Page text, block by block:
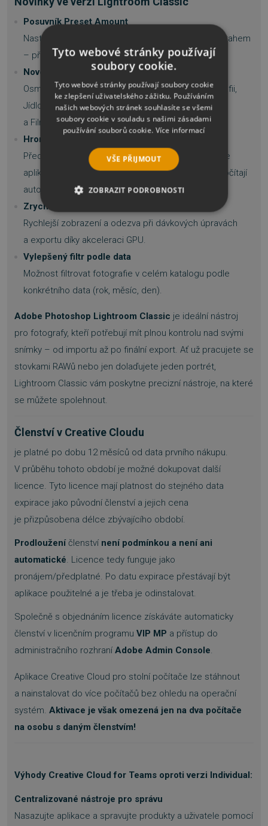
Posuvník Preset Amount
Nastavte intenzitu aplikovaných předvoleb jedním tahem
– přesně tak, jak potřebujete.
Nové prémiové předvolby
Osm nových sad předvoleb pro Černobílou fotografii,
Jídlo, Krajinu, Města, Životní styl, Retro, Cestování II
a Filmové II.
Hromadná aplikace AI předvoleb
Předvolby typu Select Subject nebo Select Sky lze
aplikovat na více snímků najednou, masky se přepočítají
automaticky.
Zrychlený náhled a úpravy v režimu mřížky
Rychlejší zobrazení a odezva při dávkových úpravách
a exportu díky akceleraci GPU.
Vylepšený filtr podle data
Možnost filtrovat fotografie v celém katalogu podle
konkrétního data (rok, měsíc, den).
Adobe Photoshop Lightroom Classic je ideální nástroj
pro fotografy, kteří potřebují mít plnou kontrolu nad svými
snímky – od importu až po finální export. Ať už pracujete se
stovkami RAWů nebo jen dolaďujete jeden portrét,
Lightroom Classic vám poskytne precizní nástroje, na které
se můžete spolehnout.
Členství v Creative Cloudu
je platné po dobu 12 měsíců od data prvního nákupu.
V průběhu tohoto období je možné dokupovat další
licence. Tyto licence mají platnost do stejného data
expirace jako původní členství a jejich cena
je přizpůsobena délce zbývajícího období.
Prodlouženíčlenství není podmínkou a není ani
automatické. Licence tedy funguje jako
pronájem/předplatné. Po datu expirace přestávají být
aplikace použitelné a je třeba je odinstalovat.
Společně s objednáním licence získáváte automaticky
členství v licenčním programu VIP MP a přístup do
administračního rozhraní Adobe Admin Console.
Aplikace Creative Cloud pro stolní počítače lze stáhnout
a nainstalovat do více počítačů bez ohledu na operační
systém. Aktivace je však omezená jen na dva počítače
na osobu s daným členstvím!
Výhody Creative Cloud for Teams oproti verzi Individual:
Centralizované nástroje pro správu
Nasazujte aplikace a spravujte produkty a uživatele pomocí
Tyto webové stránky používají
soubory cookie.
Tyto webové stránky používají soubory cookie
ke zlepšení uživatelského zážitku. Používáním
našich webových stránek souhlasíte se všemi
soubory cookie v souladu s našimi zásadami
používání souborů cookie. Více informací
VŠE PŘIJMOUT
ZOBRAZIT PODROBNOSTI
VÝKONOVÉ SOUBORY
SOUBORY CÍLENÍ
NEZAŘAZENÉ SOUBORY
Nezbytně nutné soubory
Výkonové soubory
základní funkce webových stránek, jako je
stránky nelze bez nezbytně nutných souborů
cookie správně používat.
Název
Doména
_GRECAPTCHA
__cf_bm
Cloudflare Inc.
29 minut